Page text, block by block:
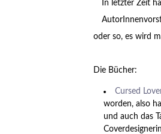
In letzter Zeit
oder so, es wird
Die Bücher:
Cursed
worden, also
und auch das